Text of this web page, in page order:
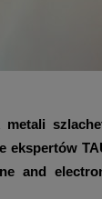
ekspertów
and